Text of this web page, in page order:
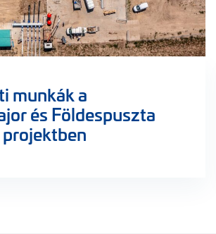
munkák a
és Földespuszta